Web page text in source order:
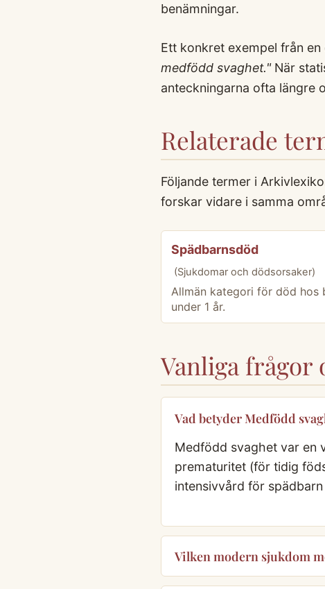
benämningar.
Ett konkret exempel från
medfödd svaghet."När
anteckningarna ofta längre
Relaterade
Följande termer i
forskar vidare i samma
Spädbarnsdöd
(Sjukdomar och dödsorsaker)
Allmän kategori för död hos
under 1 år.
Vanliga frågor
Vad betyder Medfödd
Medfödd svaghet var en
prematuritet (för tidig
intensivvård för
Vilken modern sjukdom